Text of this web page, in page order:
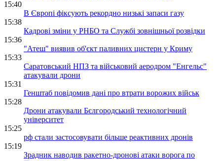
15:40
В Європі фіксують рекордно низькі запаси газу
15:38
Кадрові зміни у РНБО та Службі зовнішньої розвідки
15:36
"Атеш" виявив об'єкт паливних цистерн у Криму
15:33
Саратовський НПЗ та військовий аеродром "Енгельс"
атакували дрони
15:31
Генштаб повідомив дані про втрати ворожих військ
15:28
Дрони атакували Бєлгородський технологічний
університет
15:25
рф стали застосовувати більше реактивних дронів
15:19
Зрадник наводив ракетно-дронові атаки ворога по